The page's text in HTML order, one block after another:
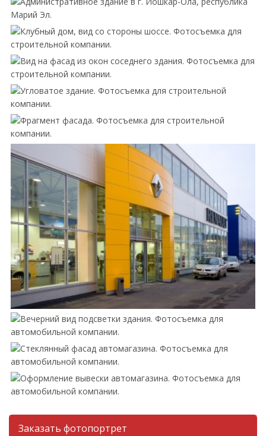
Заказать фотопортрет